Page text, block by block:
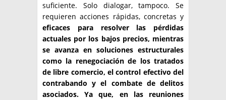
suficiente. Solo dialogar, tampoco. Se
requieren acciones rápidas, concretas y
eficaces para resolver las pérdidas
actuales por los bajos precios, mientras
se avanza en soluciones estructurales
como la renegociación de los tratados
de libre comercio, el control efectivo del
contrabando y el combate de delitos
asociados. Ya que, en las reuniones